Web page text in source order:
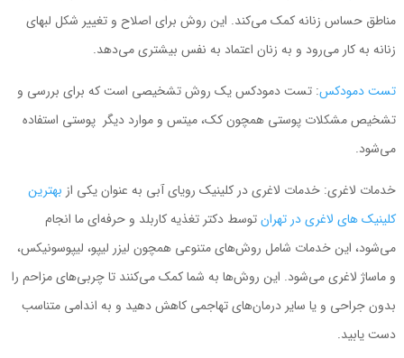
مناطق حساس زنانه کمک می‌کند. این روش برای اصلاح و تغییر شکل لبهای
زنانه به کار می‌رود و به زنان اعتماد به نفس بیشتری می‌دهد.
تست دمودکس: تست دمودکس یک روش تشخیصی است که برای بررسی و
تشخیص مشکلات پوستی همچون کک، میتس و موارد دیگر پوستی استفاده
می‌شود.
خدمات لاغری: خدمات لاغری در کلینیک رویای آبی به عنوان یکی از بهترین
کلینیک های لاغری در تهرانتوسط دکتر تغذیه کاربلد و حرفه‌ای ما انجام
می‌شود، این خدمات شامل روش‌های متنوعی همچون لیزر لیپو، لیپوسونیکس،
و ماساژ لاغری می‌شود. این روش‌ها به شما کمک می‌کنند تا چربی‌های مزاحم را
بدون جراحی و یا سایر درمان‌های تهاجمی کاهش دهید و به اندامی متناسب
دست یابید.